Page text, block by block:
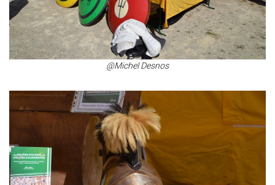
@Michel Desnos